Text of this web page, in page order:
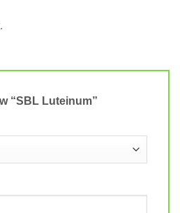
“SBL Luteinum”